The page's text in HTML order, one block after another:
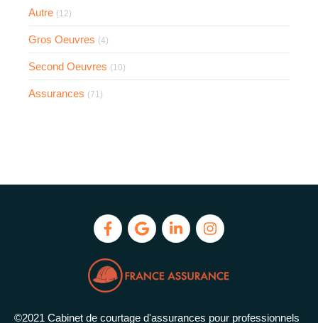
Autre (12)
Gros Oeuvres (4)
Second Oeuvres (10)
Assurances (71)
©2021 Cabinet de courtage d'assurances pour professionnels